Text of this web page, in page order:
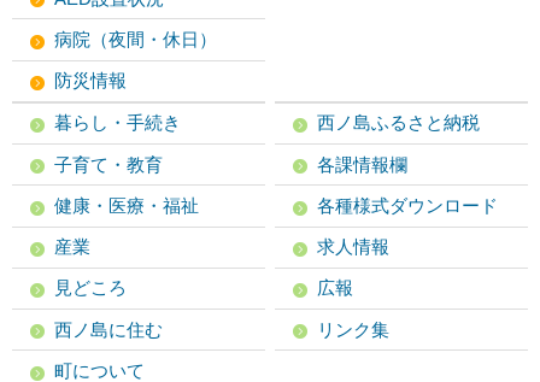
病院（夜間・休日）
防災情報
暮らし・手続き
子育て・教育
健康・医療・福祉
産業
見どころ
西ノ島に住む
町について
西ノ島ふるさと納税
各課情報欄
各種様式ダウンロード
求人情報
広報
リンク集